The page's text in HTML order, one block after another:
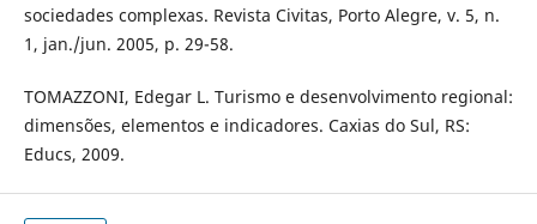
sociedades complexas. Revista Civitas, Porto Alegre, v. 5, n.
1, jan./jun. 2005, p. 29-58.
TOMAZZONI, Edegar L. Turismo e desenvolvimento regional:
dimensões, elementos e indicadores. Caxias do Sul, RS:
Educs, 2009.